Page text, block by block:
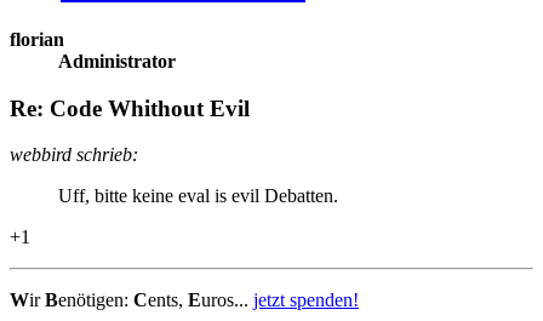
florian
Administrator
Re: Code Whithout Evil
webbird schrieb:
Uff, bitte keine eval is evil Debatten.
+1
WirBenötigen: Cents, Euros... jetzt spenden!